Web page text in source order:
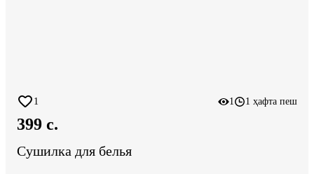
1 1 1 ҳафта пеш
399 c.
Сушилка для белья